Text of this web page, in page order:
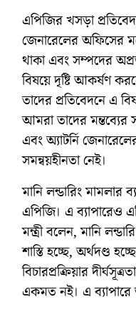
এপিজির খসড়া
জেনারেলের অফিসের
থাকা এবং সম্পদের
বিষয়ে দৃষ্টি আকর্ষণ
তাদের প্রতিবেদনে এ
আমরা তাদের মন্তব্যের
এবং অ্যাটর্নি
সমন্বয়হীনতা নেই।
মানি লন্ডারিং মামলার
এপিজি। এ ব্যাপারেও
মন্ত্রী বলেন, মানি
শাস্তি হচ্ছে, অর্থদণ্ড
বিচারপ্রক্রিয়ার
একমত নই। এ